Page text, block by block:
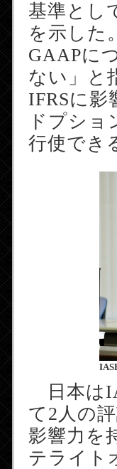
基準とし
を示した
GAAPに
ない」と
IFRSに
ドプシ
行使でき
日本は
て2人の
影響力を
テライト